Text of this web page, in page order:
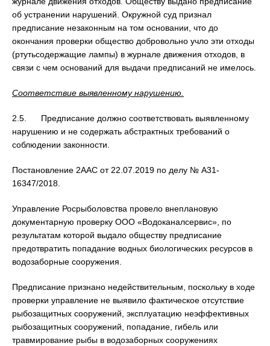
об устранении нарушений. Окружной суд признал
предписание незаконным на том основании, что до
окончания проверки общество добровольно учло эти отходы
(ртутьсодержащие лампы) в журнале движения отходов, в
связи с чем оснований для выдачи предписаний не имелось.
Соответствие выявленному нарушению.
2.5. Предписание должно соответствовать выявленному
нарушению и не содержать абстрактных требований о
соблюдении законности.
Постановление 2ААС от 22.07.2019 по делу № А31-
16347/2018.
Управление Росрыболовства провело внеплановую
документарную проверку ООО «Водоканалсервис», по
результатам которой выдало обществу предписание
предотвратить попадание водных биологических ресурсов в
водозаборные сооружения.
Предписание признано недействительным, поскольку в ходе
проверки управление не выявило фактическое отсутствие
рыбозащитных сооружений, эксплуатацию неэффективных
рыбозащитных сооружений, попадание, гибель или
травмирование рыбы в водозаборных сооружениях